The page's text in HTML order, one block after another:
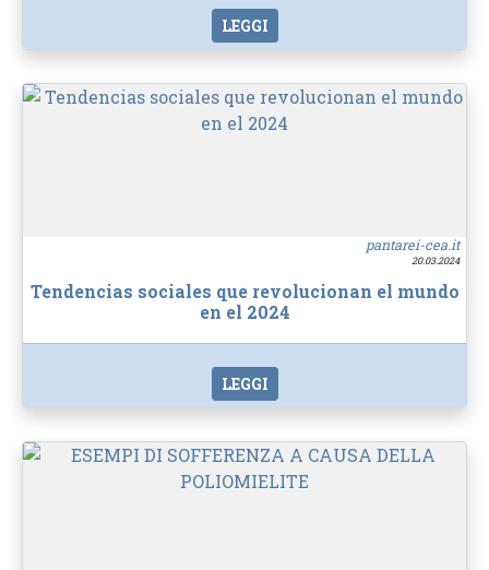
LEGGI
pantarei-cea.it
20.03.2024
Tendencias sociales que revolucionan el mundo
en el 2024
LEGGI